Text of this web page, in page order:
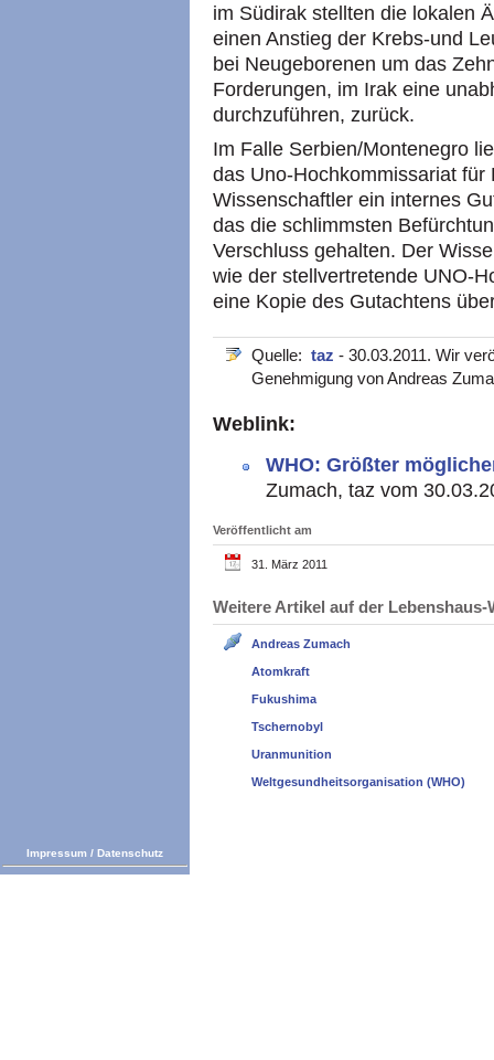
im Südirak stellten die lokalen
einen Anstieg der Krebs-und
bei Neugeborenen um das
Forderungen, im Irak eine
durchzuführen, zurück.
Im Falle Serbien/Montenegro
das Uno-Hochkommissariat
Wissenschaftler ein internes
das die schlimmsten
Verschluss gehalten. Der
wie der stellvertretende UNO-
eine Kopie des Gutachtens
Quelle: taz - 30.03.2011. Wir
Genehmigung von Andreas
Weblink:
WHO: Größter
Zumach, taz vom
Veröffentlicht am
31. März 2011
Weitere Artikel auf der
Andreas Zumach
Atomkraft
Fukushima
Tschernobyl
Uranmunition
Weltgesundheitsorganisation (WHO)
Impressum / Datenschutz